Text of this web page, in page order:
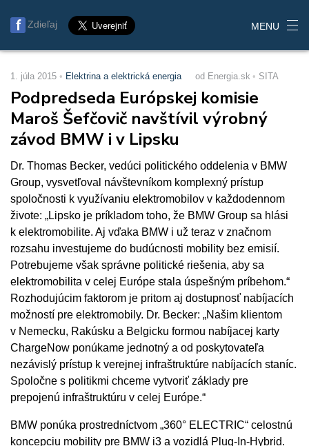
Zdieľaj MENU
1. júla 2015 Elektrina a elektrická energia od Energia.sk SITA
Podpredseda Európskej komisie
Maroš Šefčovič navštívil výrobný
závod BMW i v Lipsku
Dr. Thomas Becker, vedúci politického oddelenia v BMW
Group, vysvetľoval návštevníkom komplexný prístup
spoločnosti k využívaniu elektromobilov v každodennom
živote: „Lipsko je príkladom toho, že BMW Group sa hlási
k elektromobilite. Aj vďaka BMW i už teraz v značnom
rozsahu investujeme do budúcnosti mobility bez emisií.
Potrebujeme však správne politické riešenia, aby sa
elektromobilita v celej Európe stala úspešným príbehom.“
Rozhodujúcim faktorom je pritom aj dostupnosť nabíjacích
možností pre elektromobily. Dr. Becker: „Našim klientom
v Nemecku, Rakúsku a Belgicku formou nabíjacej karty
ChargeNow ponúkame jednotný a od poskytovateľa
nezávislý prístup k verejnej infraštruktúre nabíjacích staníc.
Spoločne s politikmi chceme vytvoriť základy pre
prepojenú infraštruktúru v celej Európe.“
BMW ponúka prostredníctvom „360° ELECTRIC“ celostnú
koncepciu mobility pre BMW i3 a vozidlá Plug-In-Hybrid.